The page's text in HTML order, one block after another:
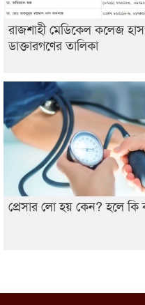
রাজশাহী মেডিকেল কলেজ
ডাক্তারগণের তালিকা
প্রেসার লো হয় কেন? হলে কি